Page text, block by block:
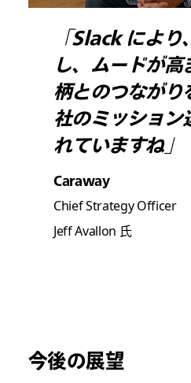
「Slack によ
し、ムードが
柄とのつなが
社のミッション
れていますね」
Caraway
Chief Strategy Officer
Jeff Avallon 氏
今後の展望